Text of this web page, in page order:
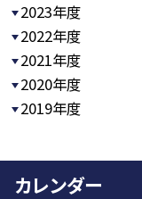
2023年度
2022年度
2021年度
2020年度
2019年度
カレンダー